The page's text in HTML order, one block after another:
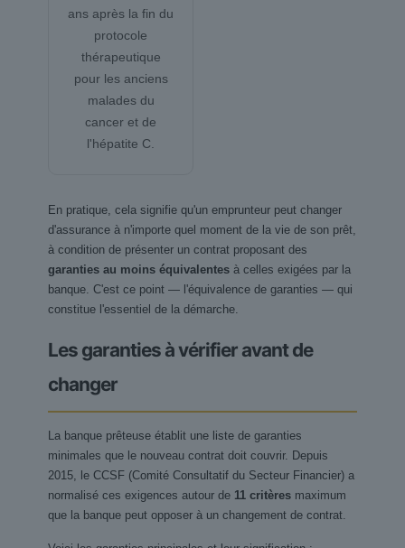
ans après la fin du
protocole
thérapeutique
pour les anciens
malades du
cancer et de
l'hépatite C.
En pratique, cela signifie qu'un emprunteur peut changer
d'assurance à n'importe quel moment de la vie de son prêt,
à condition de présenter un contrat proposant des
garanties au moins équivalentes à celles exigées par la
banque. C'est ce point — l'équivalence de garanties — qui
constitue l'essentiel de la démarche.
Les garanties à vérifier avant de
changer
La banque prêteuse établit une liste de garanties
minimales que le nouveau contrat doit couvrir. Depuis
2015, le CCSF (Comité Consultatif du Secteur Financier) a
normalisé ces exigences autour de 11 critères maximum
que la banque peut opposer à un changement de contrat.